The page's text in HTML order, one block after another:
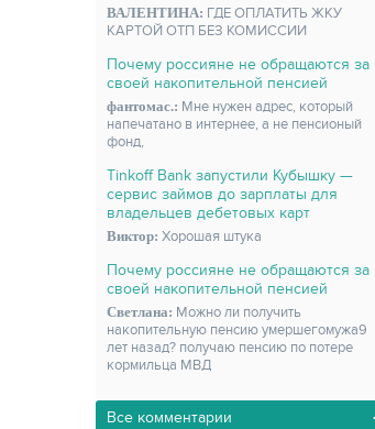
ВАЛЕНТИНА: ГДЕ ОПЛАТИТЬ ЖКУ
КАРТОЙ ОТП БЕЗ КОМИССИИ
Почему россияне не обращаются за
своей накопительной пенсией
фантомас.: Мне нужен адрес, который
напечатано в интернее, а не пенсионый
фонд,
Tinkoff Bank запустили Кубышку —
сервис займов до зарплаты для
владельцев дебетовых карт
Виктор: Хорошая штука
Почему россияне не обращаются за
своей накопительной пенсией
Светлана: Можно ли получить
накопительную пенсию умершегомужа9
лет назад? получаю пенсию по потере
кормильца МВД
Все комментарии